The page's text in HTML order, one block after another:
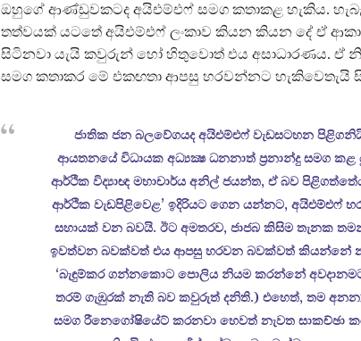
ඔහුගේ ආණ්ඩුවකටද අයිඑම්එෆ් සමග කතාකළ හැකිය.
තත්වයක් යටතේ අයිඑම්එෆ් ලංකාව කියන කියන දේ ඒ
සිටිනවා යැයි කවුරුන් හෝ හිතුවොත් එය අසාධාරණය. ඒ
සමග කතාකර මේ එකඟතා ආපසු හරවන්නට හැකිවෙතැයි
ජාතික ජන බලවේගයද අයිඑම්එෆ් වැඩසටහන
ආයතනයේ විධායක අධ්‍යක්‍ෂ ධනනාත් ප්‍රනාන්දු සමග කළ
ආර්ථික විද්‍යාඥ මහාචාර්ය අනිල් ජයන්ත, ඒ බව
ආර්ථික වැඩපිළිවෙළ’ ඉදිරියට ගෙන යන්නට, අයිඑම්එෆ්
සහායක් වන බවයි. ඊට අමතරව, ජාජබ කිසිම තැනක
ඉවත්වන බවක්වත් එය ආපසු හරවන බවක්වත් කියන්නේ
‘බැඳුම්කර ගන්නකොට පොලිය නියම කරන්නේ
තරම් ගැඹුරක් නැති බව කවුරුත් දනිති.) එහෙත්, තම
සමග රීනෙගෝෂියේට් කරනවා හෙවත් නැවත සාකච්ඡා